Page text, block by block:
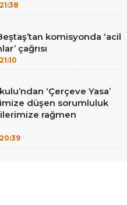
21:38
komisyonda ‘acil
çağrısı
21:10
‘Çerçeve Yasa’
düşen sorumluluk
rağmen
20:39